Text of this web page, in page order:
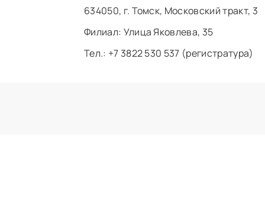
634050, г. Томск, Московский тракт, 3
Филиал: ​Улица Яковлева, 35
Тел.: +7 3822 530 537 (регистратура)